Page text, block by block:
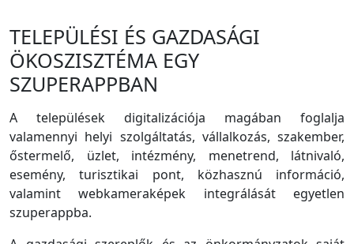
TELEPÜLÉSI ÉS GAZDASÁGI
ÖKOSZISZTÉMA EGY
SZUPERAPPBAN
A települések digitalizációja magában foglalja
valamennyi helyi szolgáltatás, vállalkozás, szakember,
őstermelő, üzlet, intézmény, menetrend, látnivaló,
esemény, turisztikai pont, közhasznú információ,
valamint webkameraképek integrálását egyetlen
szuperappba.